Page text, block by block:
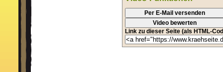
Per E-Mail versenden
Video bewerten
Link zu dieser Seite (als HTML-